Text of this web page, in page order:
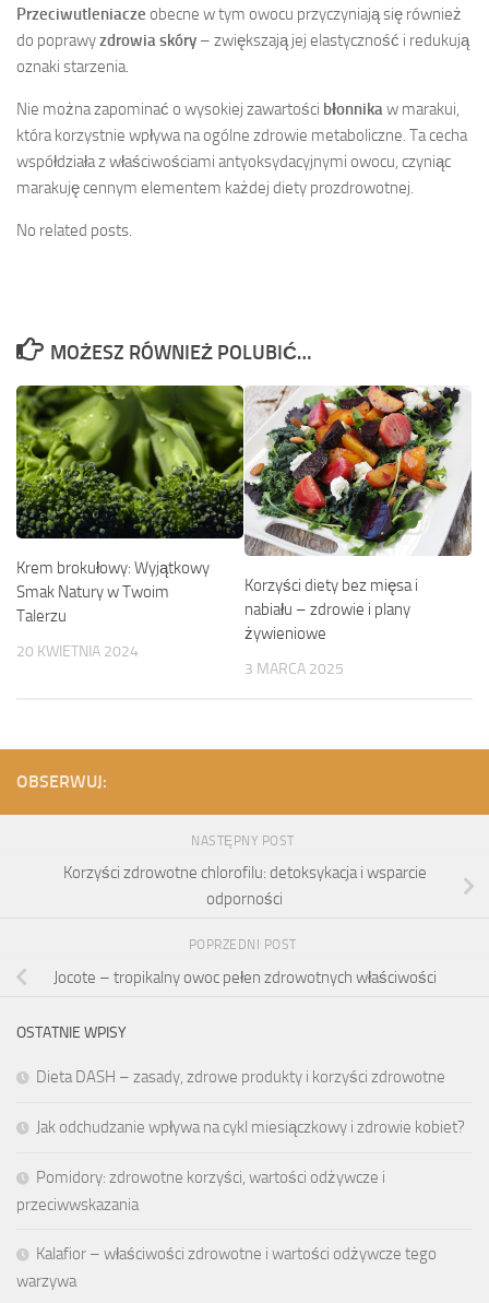
Przeciwutleniacze obecne w tym owocu przyczyniają się również
do poprawyzdrowia skóry – zwiększają jej elastyczność i redukują
oznaki starzenia.
Nie można zapominać o wysokiej zawartości błonnikaw marakui,
która korzystnie wpływa na ogólne zdrowie metaboliczne. Ta cecha
współdziała z właściwościami antyoksydacyjnymi owocu, czyniąc
marakuję cennym elementem każdej diety prozdrowotnej.
No related posts.
MOŻESZ RÓWNIEŻ POLUBIĆ…
Krem brokułowy: Wyjątkowy
Smak Natury w Twoim
Talerzu
20 KWIETNIA 2024
Korzyści diety bez mięsa i
nabiału – zdrowie i plany
żywieniowe
3 MARCA 2025
OBSERWUJ:
NASTĘPNY POST
Korzyści zdrowotne chlorofilu: detoksykacja i wsparcie
odporności
POPRZEDNI POST
Jocote – tropikalny owoc pełen zdrowotnych właściwości
OSTATNIE WPISY
Dieta DASH – zasady, zdrowe produkty i korzyści zdrowotne
Jak odchudzanie wpływa na cykl miesiączkowy i zdrowie kobiet?
Pomidory: zdrowotne korzyści, wartości odżywcze i
przeciwwskazania
Kalafior – właściwości zdrowotne i wartości odżywcze tego
warzywa